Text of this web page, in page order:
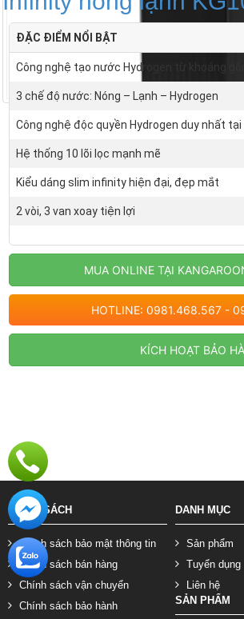
ĐẶC ĐIỂM NỔI BẬT
Công nghệ tạo nước Hydrogen từ khoáng
3 chế độ nước: Nóng – Lạnh – Hydrogen
Công nghệ độc quyền Hydrogen duy nhất
Hệ thống 10 lõi lọc mạnh mẽ
Kiểu dáng slim infinity hiện đại, đẹp mắt
2 vòi, 3 van xoay tiện lợi
MUA ONLINE TẠI
HOTLINE: 0981.468.567 -
KÍCH HOẠT BẢO
CHÍNH SÁCH
Chính sách bảo mật thông tin
Chính sách bán hàng
Chính sách vận chuyển
Chính sách bảo hành
DANH MỤC
Sản phẩm
Tuyển dụng
Liên hệ
SẢN PHẨM